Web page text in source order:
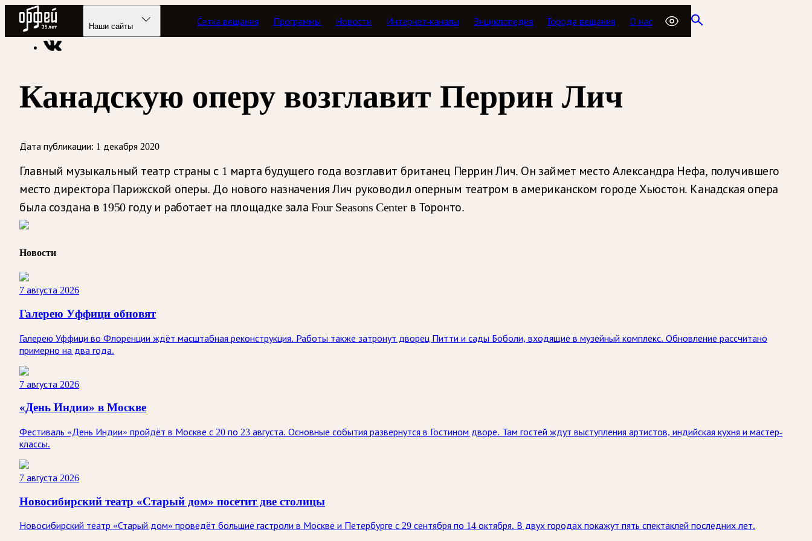
Радио Орфей
Наши сайты Сетка вещания Программы Новости Интернет-каналы Энциклопедия Города вещания О нас
Радио классической музыки «Орфей» Новости
Канадскую оперу возглавит Перрин Лич
Дата публикации: 1 декабря 2020
Главный музыкальный театр страны с 1 марта будущего года возглавит британец Перрин Лич. Он займет место Александра Нефа, получившего
место директора Парижской оперы. До нового назначения Лич руководил оперным театром в американском городе Хьюстон. Канадская опера
была создана в 1950 году и работает на площадке зала Four Seasons Center в Торонто.
Новости
7 августа 2026
Галерею Уффици обновят
Галерею Уффици во Флоренции ждёт масштабная реконструкция. Работы также затронут дворец Питти и сады Боболи, входящие в музейный комплекс. Обновление рассчитано
примерно на два года.
7 августа 2026
«День Индии» в Москве
Фестиваль «День Индии» пройдёт в Москве с 20 по 23 августа. Основные события развернутся в Гостином дворе. Там гостей ждут выступления артистов, индийская кухня и мастер-
классы.
7 августа 2026
Новосибирский театр «Старый дом» посетит две столицы
Новосибирский театр «Старый дом» проведёт большие гастроли в Москве и Петербурге с 29 сентября по 14 октября. В двух городах покажут пять спектаклей последних лет.